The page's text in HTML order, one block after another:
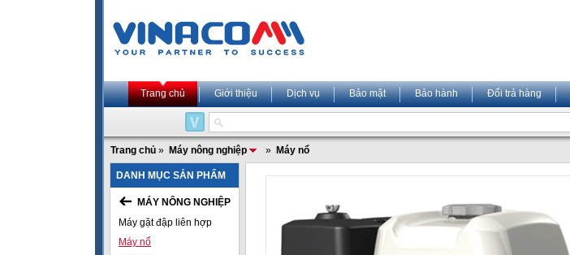
Trang chủ Giới thiệu Dịch vụ Bảo mật Bảo hành Đổi trả hàng
Trang chủ » Máy nông nghiệp » Máy nổ
DANH MỤC SẢN PHẨM
MÁY NÔNG NGHIỆP
Máy gặt đập liên hợp
Máy nổ